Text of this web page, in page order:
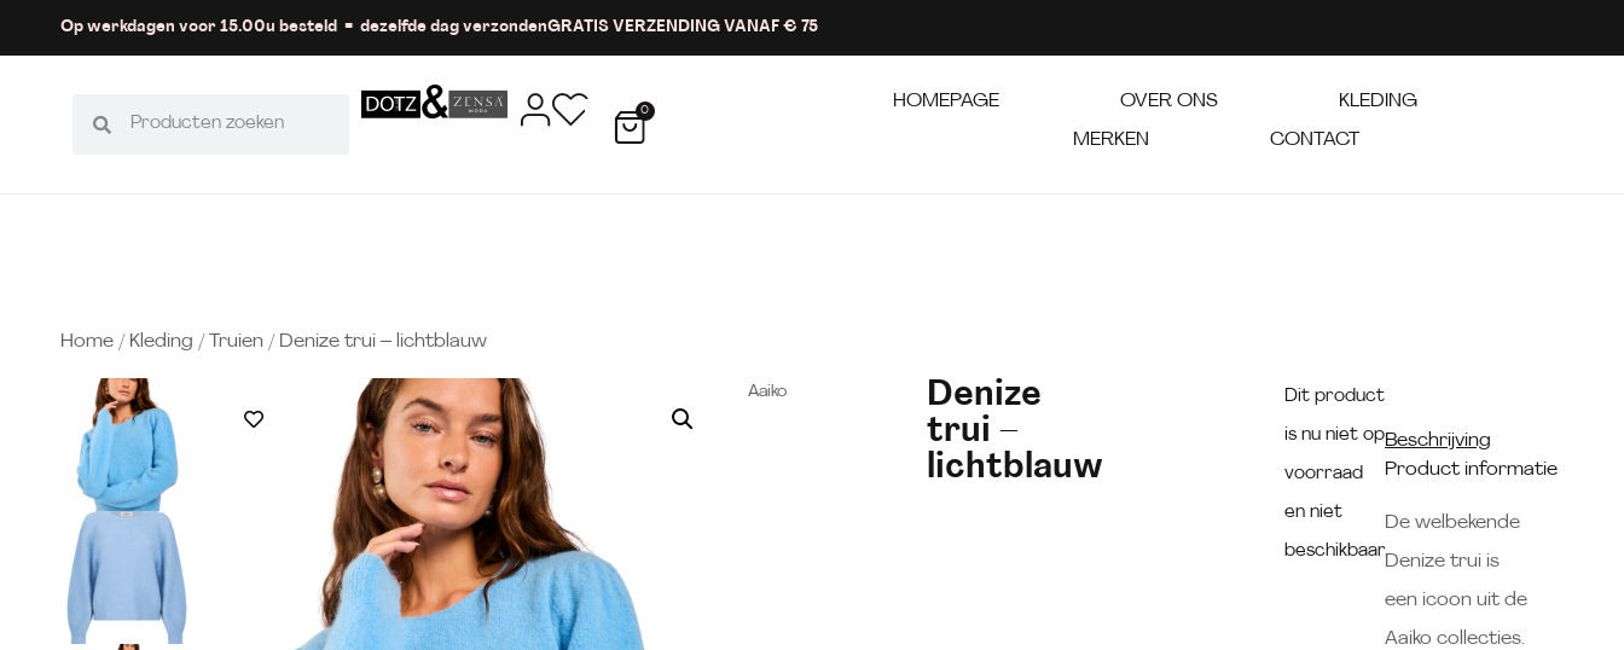
Op werkdagen voor 15.00u besteld = dezelfde dag verzondenGRATIS VERZENDING VANAF € 75
0 HOMEPAGE OVER ONS
KLEDING
MERKEN
CONTACT
Home / Kleding / Truien / Denize trui – lichtblauw
Aaiko
Denize
trui –
lichtblauw
Dit product
is nu niet op
voorraad
en niet
beschikbaar.
Beschrijving
Product informatie
De welbekende
Denize trui is
een icoon uit de
Aaiko collecties.